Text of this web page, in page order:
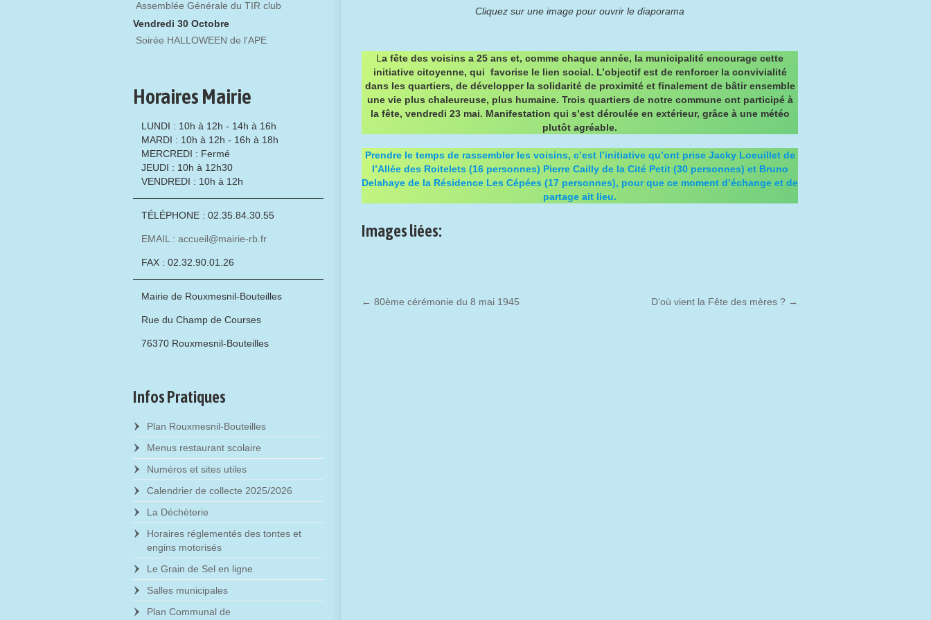
Cliquez sur une image pour ouvrir le diaporama
L a fête des voisins a 25 ans et, comme chaque année, la municipalité encourage cette
initiative citoyenne, qui favorise le lien social. L’objectif est de renforcer la convivialité
dans les quartiers, de développer la solidarité de proximité et finalement de bâtir ensemble
une vie plus chaleureuse, plus humaine. Trois quartiers de notre commune ont participé à
la fête, vendredi 23 mai. Manifestation qui s’est déroulée en extérieur, grâce à une météo
plutôt agréable.
Prendre le temps de rassembler les voisins, c’est l’initiative qu’ont prise Jacky Loeuillet de
l’Allée des Roitelets (16 personnes) Pierre Cailly de la Cité Petit (30 personnes) et Bruno
Delahaye de la Résidence Les Cépées (17 personnes), pour que ce moment d’échange et de
partage ait lieu.
Images liées:
← 80ème cérémonie du 8 mai 1945 D’où vient la Fête des mères ? →
Assemblée Générale du TIR club
Vendredi 30 Octobre
Soirée HALLOWEEN de l'APE
Horaires Mairie
LUNDI : 10h à 12h - 14h à 16h
MARDI : 10h à 12h - 16h à 18h
MERCREDI : Fermé
JEUDI : 10h à 12h30
VENDREDI : 10h à 12h
TÉLÉPHONE : 02.35.84.30.55
EMAIL : accueil@mairie-rb.fr
FAX : 02.32.90.01.26
Mairie de Rouxmesnil-Bouteilles
Rue du Champ de Courses
76370 Rouxmesnil-Bouteilles
Infos Pratiques
Plan Rouxmesnil-Bouteilles
Menus restaurant scolaire
Numéros et sites utiles
Calendrier de collecte 2025/2026
La Déchèterie
Horaires réglementés des tontes et
engins motorisés
Le Grain de Sel en ligne
Salles municipales
Plan Communal de